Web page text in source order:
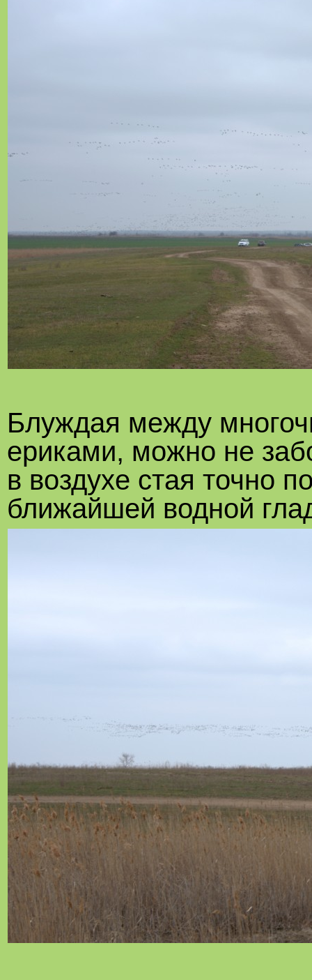
Блуждая между
ериками, можно не
в воздухе стая точно
ближайшей водной